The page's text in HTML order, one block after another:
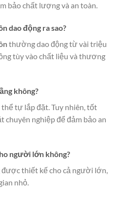
bảo chất lượng và an toàn.
dao động ra sao?
thường dao động từ vài triệu
tùy vào chất liệu và thương
không?
thể tự lắp đặt. Tuy nhiên, tốt
chuyên nghiệp để đảm bảo an
người lớn không?
thiết kế cho cả người lớn,
nhỏ.